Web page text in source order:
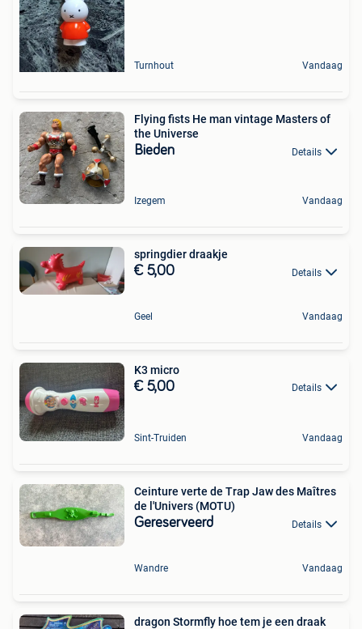
Turnhout Vandaag
Flying fists He man vintage Masters of
the Universe
Bieden Details
Izegem Vandaag
springdier draakje
€ 5,00 Details
Geel Vandaag
K3 micro
€ 5,00 Details
Sint-Truiden Vandaag
Ceinture verte de Trap Jaw des Maîtres
de l'Univers (MOTU)
Gereserveerd Details
Wandre Vandaag
dragon Stormfly hoe tem je een draak